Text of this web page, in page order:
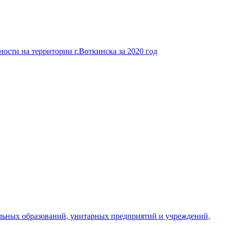
на территории г.Воткинска за 2020 год
образований, унитарных предприятий и учреждений,